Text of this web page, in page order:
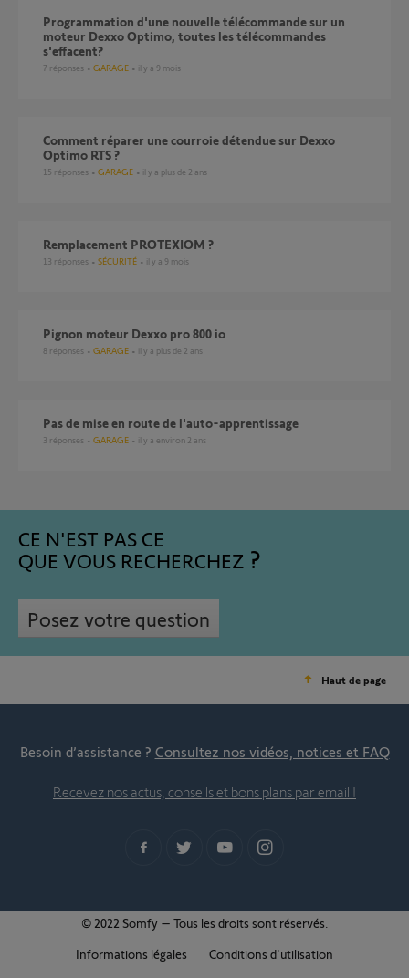
Programmation d'une nouvelle télécommande sur un
moteur Dexxo Optimo, toutes les télécommandes
s'effacent?
7 réponses GARAGE il y a 9 mois
Comment réparer une courroie détendue sur Dexxo
Optimo RTS ?
15 réponses GARAGE il y a plus de 2 ans
Remplacement PROTEXIOM ?
13 réponses SÉCURITÉ il y a 9 mois
Pignon moteur Dexxo pro 800 io
8 réponses GARAGE il y a plus de 2 ans
Pas de mise en route de l'auto-apprentissage
3 réponses GARAGE il y a environ 2 ans
CE N'EST PAS CE
QUE VOUS RECHERCHEZ
Posez votre question
Haut de page
Besoin d’assistance ? Consultez nos vidéos, notices et FAQ
Recevez nos actus, conseils et bons plans par email !
© 2022 Somfy – Tous les droits sont réservés.
Informations légales
Conditions d'utilisation